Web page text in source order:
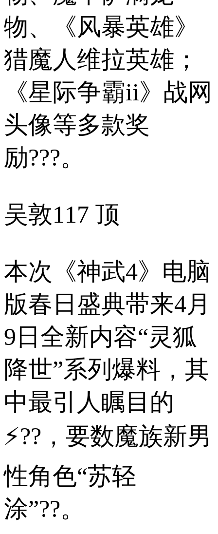
物、《风暴英雄》
猎魔人维拉英雄；
《星际争霸ii》战网
头像等多款奖
励???。
吴敦117 顶
本次《神武4》电脑
版春日盛典带来4月
9日全新内容“灵狐
降世”系列爆料，其
中最引人瞩目的
⚡??，要数魔族新男
性角色“苏轻
涂”??。